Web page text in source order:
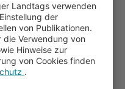
Landtags verwenden
der
von Publikationen.
die Verwendung von
Hinweise zur
von Cookies finden
.